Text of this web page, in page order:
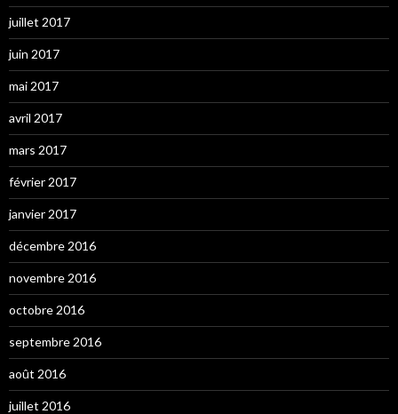
juillet 2017
juin 2017
mai 2017
avril 2017
mars 2017
février 2017
janvier 2017
décembre 2016
novembre 2016
octobre 2016
septembre 2016
août 2016
juillet 2016